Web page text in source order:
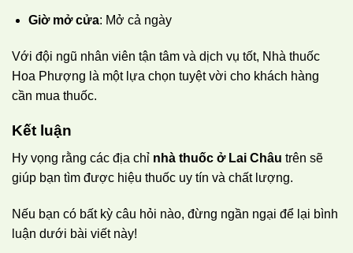
Giờ mở cửa: Mở cả ngày
Với đội ngũ nhân viên tận tâm và dịch vụ tốt, Nhà thuốc
Hoa Phượng là một lựa chọn tuyệt vời cho khách hàng
cần mua thuốc.
Kết luận
Hy vọng rằng các địa chỉ nhà thuốc ở Lai Châu trên sẽ
giúp bạn tìm được hiệu thuốc uy tín và chất lượng.
Nếu bạn có bất kỳ câu hỏi nào, đừng ngần ngại để lại bình
luận dưới bài viết này!